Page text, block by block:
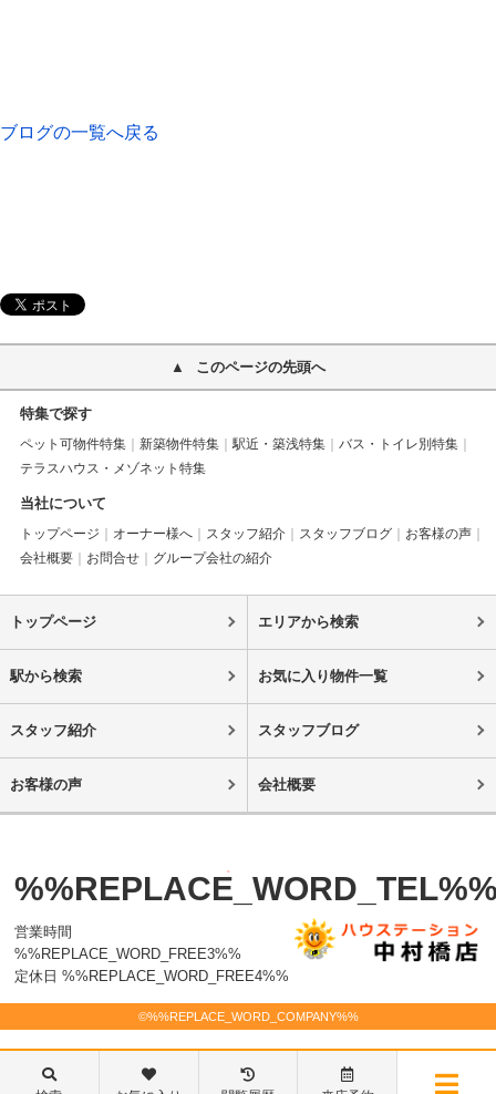
ブログの一覧へ戻る
このページの先頭へ
特集で探す
ペット可物件特集 新築物件特集 駅近・築浅特集
バス・トイレ別特集
テラスハウス・メゾネット特集
当社について
トップページ オーナー様へ スタッフ紹介 スタッフブログ
お客様の声
会社概要
お問合せ グループ会社の紹介
トップページ エリアから検索
駅から検索 お気に入り物件一覧
スタッフ紹介 スタッフブログ
お客様の声 会社概要
営業時間
%%REPLACE_WORD_FREE3%%
定休日 %%REPLACE_WORD_FREE4%%
©%%REPLACE_WORD_COMPANY%%